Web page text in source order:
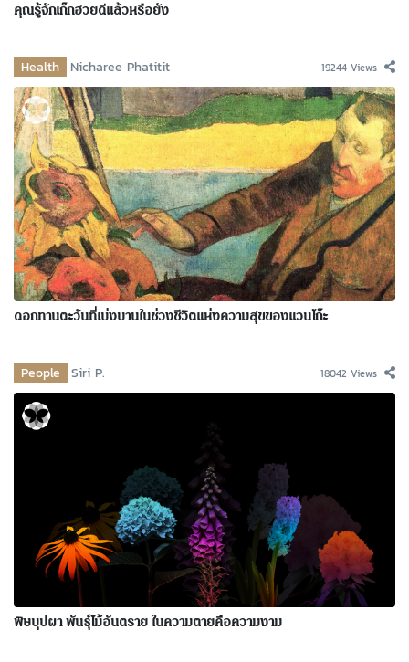
คุณรู้จักเก๊กฮวยดีแล้วหรือยัง
Health Nicharee Phatitit 19244 Views
ดอกทานตะวันที่เบ่งบานในช่วงชีวิตแห่งความสุขของแวนโก๊ะ
People Siri P. 18042 Views
พิษบุปผา พันธุ์ไม้อันตราย ในความตายคือความงาม